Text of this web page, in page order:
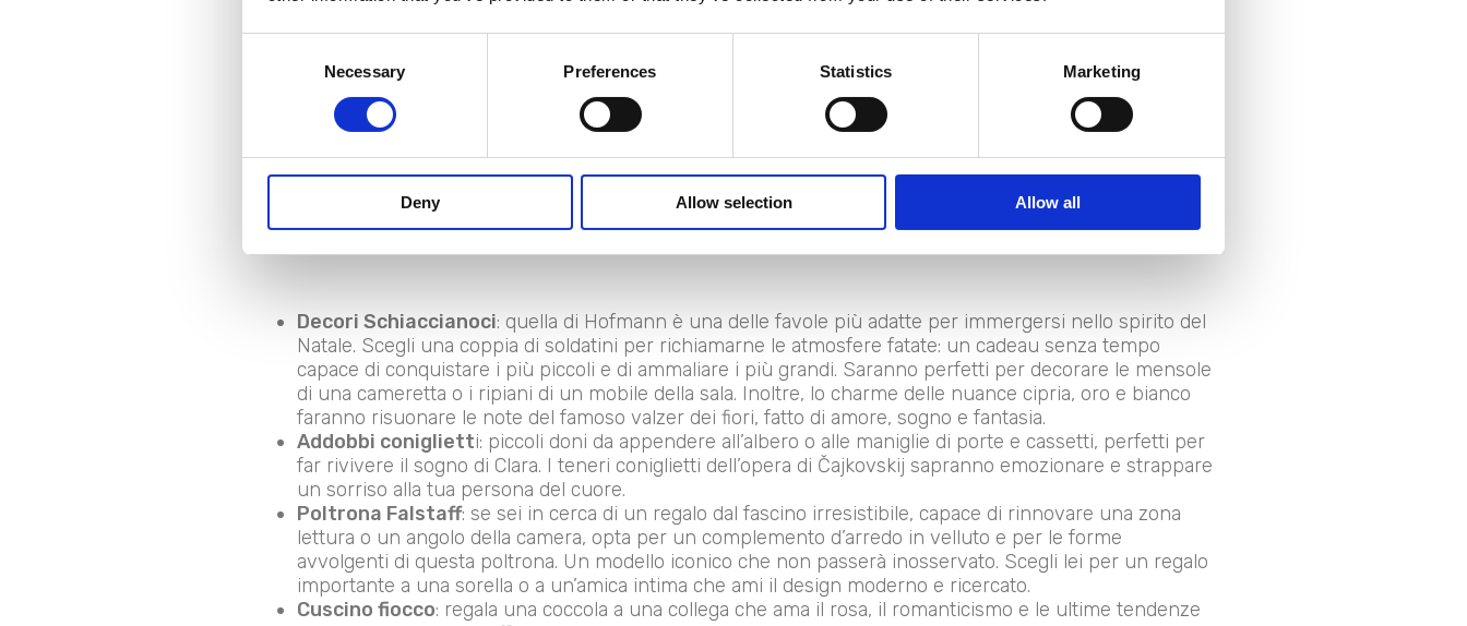
Necessary Preferences Statistics Marketing
Deny Allow selection Allow all
Decori Schiaccianoci: quella di Hofmann è una delle favole più adatte per immergersi nello spirito del
Natale. Scegli una coppia di soldatini per richiamarne le atmosfere fatate: un cadeau senza tempo
capace di conquistare i più piccoli e di ammaliare i più grandi. Saranno perfetti per decorare le mensole
di una cameretta o i ripiani di un mobile della sala. Inoltre, lo charme delle nuance cipria, oro e bianco
faranno risuonare le note del famoso valzer dei fiori, fatto di amore, sogno e fantasia.
Addobbi coniglietti: piccoli doni da appendere all’albero o alle maniglie di porte e cassetti, perfetti per
far rivivere il sogno di Clara. I teneri coniglietti dell’opera di Čajkovskij sapranno emozionare e strappare
un sorriso alla tua persona del cuore.
Poltrona Falstaff: se sei in cerca di un regalo dal fascino irresistibile, capace di rinnovare una zona
lettura o un angolo della camera, opta per un complemento d’arredo in velluto e per le forme
avvolgenti di questa poltrona. Un modello iconico che non passerà inosservato. Scegli lei per un regalo
importante a una sorella o a un’amica intima che ami il design moderno e ricercato.
Cuscino fiocco: regala una coccola a una collega che ama il rosa, il romanticismo e le ultime tendenze